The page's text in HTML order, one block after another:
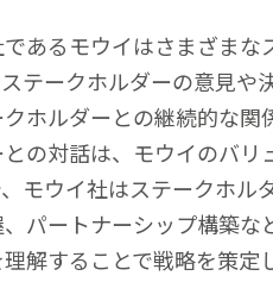
あるモウイはさまざまな
テークホルダーの意見や
ホルダーとの継続的な関
の対話は、モウイのバリ
モウイ社はステークホル
パートナーシップ構築な
解することで戦略を策定